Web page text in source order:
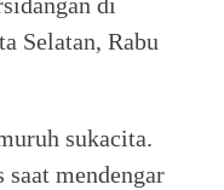
Selatan, Rabu
sukacita.
mendengar